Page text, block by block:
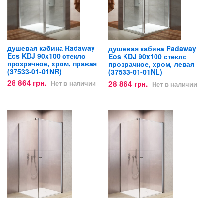
душевая кабина Radaway
Eos KDJ 90x100 стекло
прозрачное, хром, правая
(37533-01-01NR)
28 864 грн. Нет в наличии
душевая кабина Radaway
Eos KDJ 90x100 стекло
прозрачное, хром, левая
(37533-01-01NL)
28 864 грн. Нет в наличии